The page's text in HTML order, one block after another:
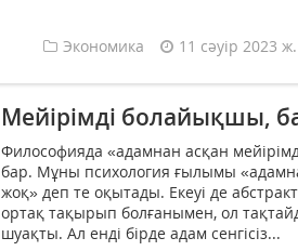
Экономика 11 сәуір 2023 ж.
Мейірімді болайықшы,
Философияда «адамнан асқан
бар. Мұны психология­ ғылымы
жоқ» деп те оқытады. Екеуі де
ортақ тақырып болғанымен, ол
шуақ­ты. Ал енді бірде адам сенгісіз...